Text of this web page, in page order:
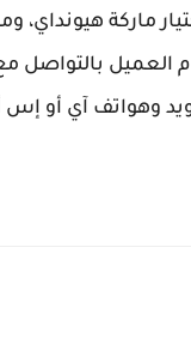
ماركة هيونداي،
العميل بالتواصل
وهواتف آي أو إس